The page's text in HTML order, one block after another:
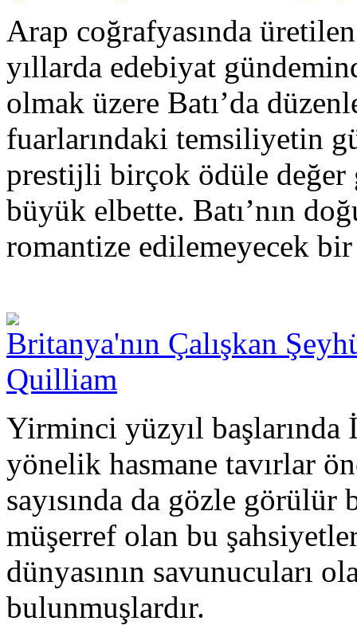
Arap coğrafyasında
yıllarda edebiyat
olmak üzere Batı’da
fuarlarındaki temsiliyetin
prestijli birçok ödüle
büyük elbette. Batı’nın
romantize edilemeyecek
Britanya'nın Çalışkan
Quilliam
Yirminci yüzyıl
yönelik hasmane tavırlar
sayısında da gözle görülür
müşerref olan bu
dünyasının savunucuları
bulunmuşlardır.